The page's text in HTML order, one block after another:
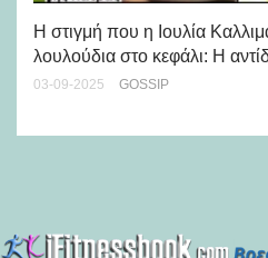
Η στιγμή που η Ιουλία
λουλούδια στο κεφάλι: Η
03-09-2025 GOSSIP